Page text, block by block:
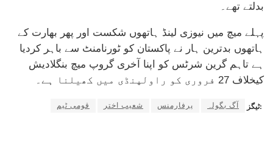
بدلتے تھے۔
پہلے میچ میں نیوزی لینڈ ہاتھوں شکست اور پھر بھارت کے
ہاتھوں بدترین ہار نے پاکستان کو ٹورنامنٹ سے باہر کردیا
ہے تاہم گرین شرٹس کو اپنا آخری گروپ میچ بنگلادیش
کیخلاف 27 فروری کو راولپنڈی میں کھیلنا ہے۔
ٹیگز: آگ بگولہ پرفارمنس شعیب اختر قومی ٹیم